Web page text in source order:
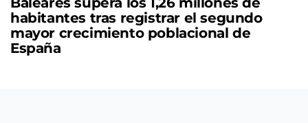
habitantes tras registrar el segundo
mayor crecimiento poblacional de
España